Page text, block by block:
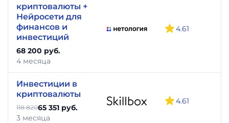
криптовалюты +
Нейросети для
финансов и
инвестиций
68 200 руб.
4 месяца
4.61
Инвестиции в
криптовалюты
118 82065 351 руб.
3 месяца
4.61